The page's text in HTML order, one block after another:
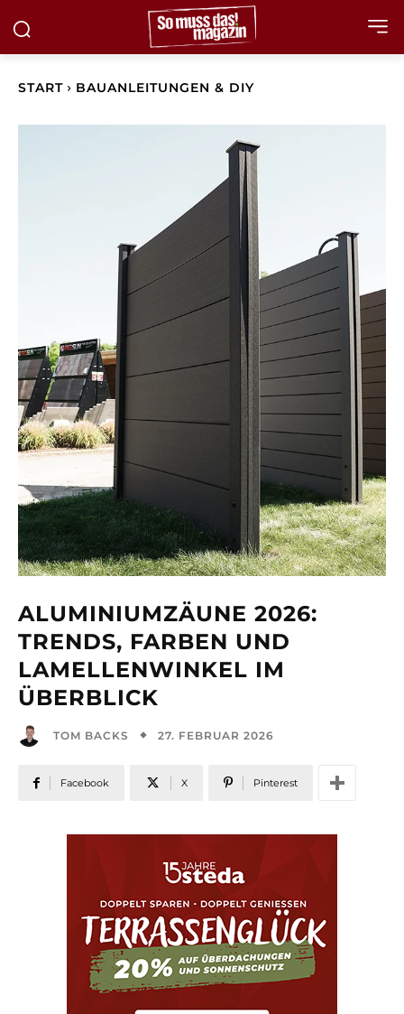
START BAUANLEITUNGEN & DIY
ALUMINIUMZÄUNE 2026:
TRENDS, FARBEN UND
LAMELLENWINKEL IM
ÜBERBLICK
TOM BACKS 27. FEBRUAR 2026
Facebook X Pinterest